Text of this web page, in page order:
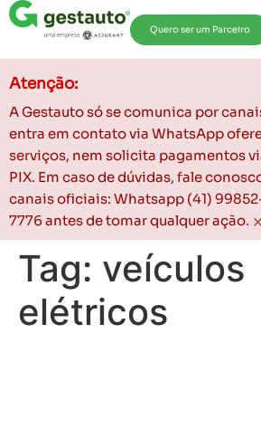
Quero ser um Parceiro
Atenção:
A Gestauto só se comunica por
entra em contato via WhatsApp
serviços, nem solicita pagamentos
PIX. Em caso de dúvidas, fale
canais oficiais: Whatsapp (41)
7776 antes de tomar qualquer ação. ×
Tag: veículos
elétricos